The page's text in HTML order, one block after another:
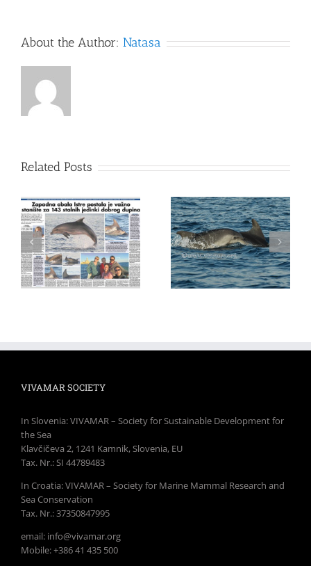
About the Author: Natasa
Related Posts
VIVAMAR SOCIETY
In Slovenia: VIVAMAR – Society for Sustainable Development for
the Sea
Klavčičeva 2, 1241 Kamnik, Slovenia, EU
Tax. Nr.: SI 44789483
In Croatia: VIVAMAR – Society for Marine Mammal Research and
Sea Conservation
Tax. Nr.: 37350847995
email: info@vivamar.org
Mobile: +386 41 435 500